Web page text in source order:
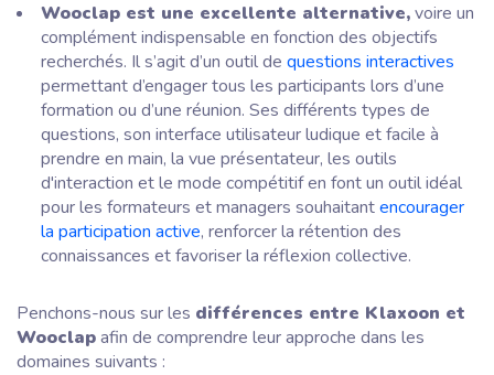
Wooclap est une excellente alternative,voire un
complément indispensable en fonction des objectifs
recherchés. Il s’agit d’un outil de questions interactives
permettant d’engager tous les participants lors d’une
formation ou d’une réunion. Ses différents types de
questions, son interface utilisateur ludique et facile à
prendre en main, la vue présentateur, les outils
d'interaction et le mode compétitif en font un outil idéal
pour les formateurs et managers souhaitantencourager
la participation active, renforcer la rétention des
connaissances et favoriser la réflexion collective.
Penchons-nous sur les différences entre Klaxoon et
Wooclapafin de comprendre leur approche dans les
domaines suivants :